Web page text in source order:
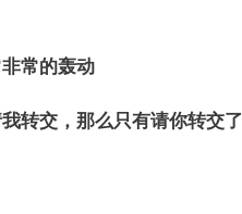
常的轰动
转交，那么只有请你转交了